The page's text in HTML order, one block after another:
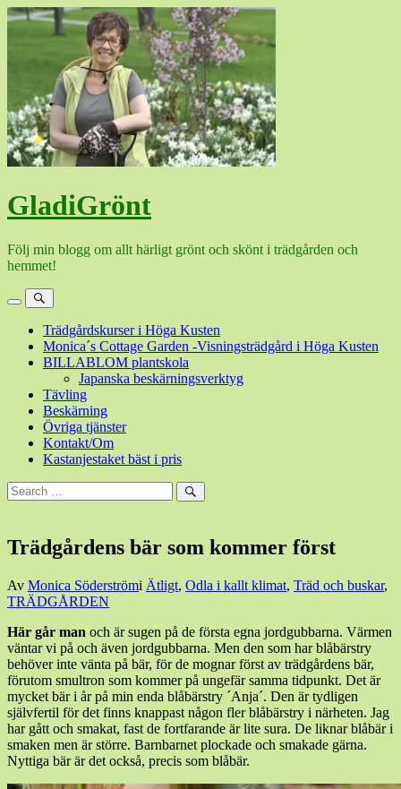
Hoppa
GladiGrönt
Följ min blogg om allt härligt grönt och skönt i trädgården och
hemmet!
MenySök
Trädgårdskurser i Höga Kusten
Monica´s Cottage Garden -Visningsträdgård i Höga Kusten
BILLABLOM plantskola
Japanska beskärningsverktyg
Tävling
Beskärning
Övriga tjänster
Kontakt/Om
Kastanjestaket bäst i pris
Sök
efter:
Sök
Trädgårdens bär som kommer först
Den
22
201522
juli,
2015
Av Monica Söderströmi Ätligt, Odla i kallt klimat, Träd och buskar,
TRÄDGÅRDEN
Här går man och är sugen på de första egna jordgubbarna. Värmen
väntar vi på och även jordgubbarna. Men den som har blåbärstry
behöver inte vänta på bär, för de mognar först av trädgårdens bär,
förutom smultron som kommer på ungefär samma tidpunkt. Det är
mycket bär i år på min enda blåbärstry ´Anja´. Den är tydligen
självfertil för det finns knappast någon fler blåbärstry i närheten. Jag
har gått och smakat, fast de fortfarande är lite sura. De liknar blåbär i
smaken men är större. Barnbarnet plockade och smakade gärna.
Nyttiga bär är det också, precis som blåbär.